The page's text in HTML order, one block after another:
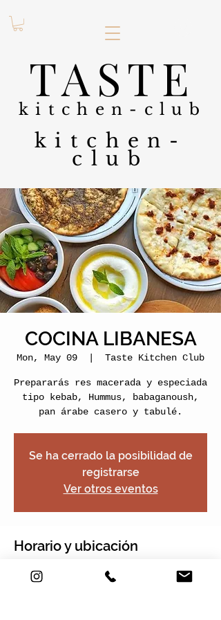
TASTE
kitchen-club
kitchen-
club
COCINA LIBANESA
Mon, May 09 Taste Kitchen Club
Prepararás res macerada y especiada
tipo kebab, Hummus, babaganoush,
pan árabe casero y tabulé.
Se ha cerrado la posibilidad de
registrarse
Ver otros eventos
Horario y ubicación
May 09, 2022, 5:00 PM – 7:00 PM
Taste Kitchen Club, Carrera 2e #22-